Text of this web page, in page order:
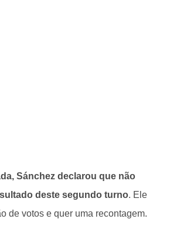
Sánchez declarou que não
deste segundo turno. Ele
de votos e quer uma recontagem.